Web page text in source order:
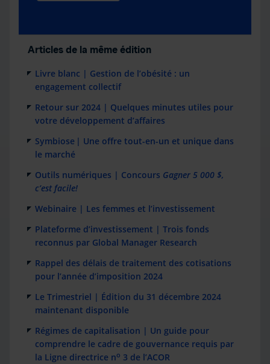
Articles de la même édition
Livre blanc | Gestion de l’obésité : un
engagement collectif
Retour sur 2024 | Quelques minutes utiles pour
votre développement d’affaires
Symbiose | Une offre tout-en-un et unique dans
le marché
Outils numériques | Concours Gagner 5 000 $,
c’est facile!
Webinaire | Les femmes et l’investissement
Plateforme d’investissement | Trois fonds
reconnus par Global Manager Research
Rappel des délais de traitement des cotisations
pour l’année d’imposition 2024
Le Trimestriel | Édition du 31 décembre 2024
maintenant disponible
Régimes de capitalisation | Un guide pour
comprendre le cadre de gouvernance requis par
la Ligne directrice no 3 de l’ACOR